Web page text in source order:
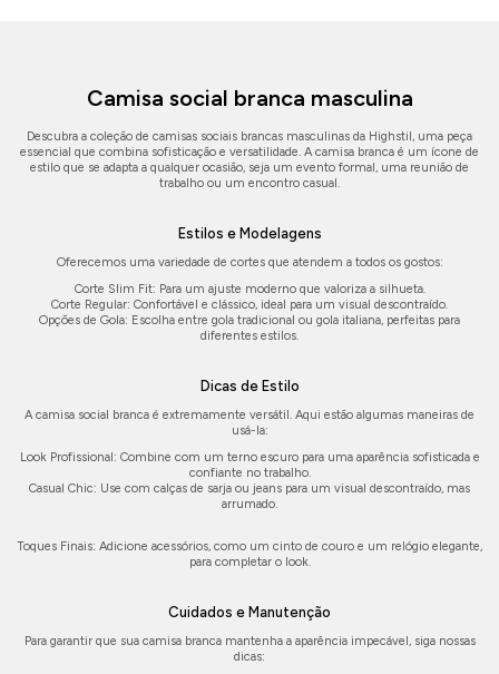
Camisa social branca masculina
Descubra a coleção de camisas sociais brancas masculinas da Highstil, uma peça
essencial que combina sofisticação e versatilidade. A camisa branca é um ícone de
estilo que se adapta a qualquer ocasião, seja um evento formal, uma reunião de
trabalho ou um encontro casual.
Estilos e Modelagens
Oferecemos uma variedade de cortes que atendem a todos os gostos:
Corte Slim Fit: Para um ajuste moderno que valoriza a silhueta.
Corte Regular: Confortável e clássico, ideal para um visual descontraído.
Opções de Gola: Escolha entre gola tradicional ou gola italiana, perfeitas para
diferentes estilos.
Dicas de Estilo
A camisa social branca é extremamente versátil. Aqui estão algumas maneiras de
usá-la:
Look Profissional: Combine com um terno escuro para uma aparência sofisticada e
confiante no trabalho.
Casual Chic: Use com calças de sarja ou jeans para um visual descontraído, mas
arrumado.
Toques Finais: Adicione acessórios, como um cinto de couro e um relógio elegante,
para completar o look.
Cuidados e Manutenção
Para garantir que sua camisa branca mantenha a aparência impecável, siga nossas
dicas: